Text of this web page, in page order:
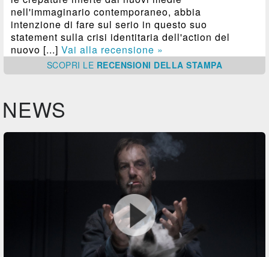
nell'immaginario contemporaneo, abbia
intenzione di fare sul serio in questo suo
statement sulla crisi identitaria dell'action del
nuovo [...]Vai alla recensione »
SCOPRI LE RECENSIONI DELLA STAMPA
NEWS